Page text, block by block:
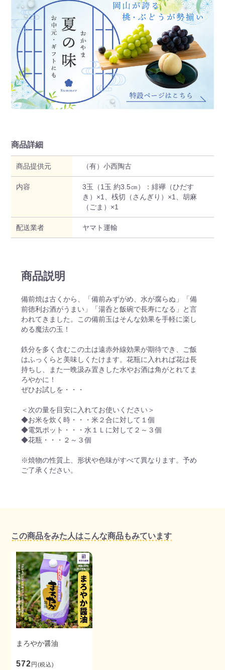
商品詳細
商品提供元 （有）小西陶古
内容
3玉（1玉 約3.5㎝）：緋襷（ひだす
き）×1、桟切（さんぎり）×1、胡麻
（ごま）×1
配送業者 ヤマト運輸
商品説明
備前焼は古くから、「備前みずがめ、水が腐らぬ」「備
前徳利お酒がうまい」「湯呑と飯碗で長寿になる」と言
われてきました。この備前玉はそんな効果を手軽に楽し
める魔法の玉！
鉄分を多く含むこの土は遠赤外線効果が期待でき、ご飯
はふっくらと美味しくたけます。花瓶に入れれば花は長
持ちし、また一晩汲み置きした水やお酒は角がとれてま
ろやかに！
ぜひお試しを・・・
＜次の量を目安に入れてお使いください＞
◆お米を炊く時・・・米２合に対して１個
◆電気ポット・・・水１Ｌに対して２～３個
◆花瓶・・・２～３個
※焼物の性質上、形状や色味がすべて異なります。予め
ご了承ください。
この商品をみた人はこんな商品もみています
まろやか醤油
572円(税込)